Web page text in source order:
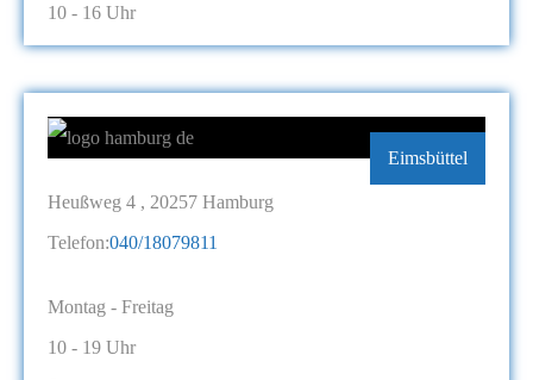
10 - 16 Uhr
Eimsbüttel
Heußweg 4 , 20257 Hamburg
Telefon:040/18079811
Montag - Freitag
10 - 19 Uhr